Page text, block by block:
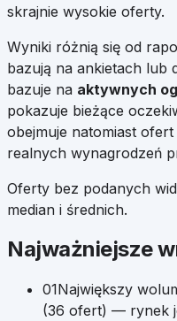
skrajnie wysokie oferty.
Wyniki różnią się od
bazują na ankietach
bazuje na aktywnych
pokazuje bieżące
obejmuje natomiast
realnych wynagrodzeń
Oferty bez podanych
median i średnich.
Najważniejsze
01Największy
(36 ofert) — rynek